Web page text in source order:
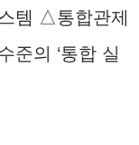
템 △통합관제
준의 ‘통합 실